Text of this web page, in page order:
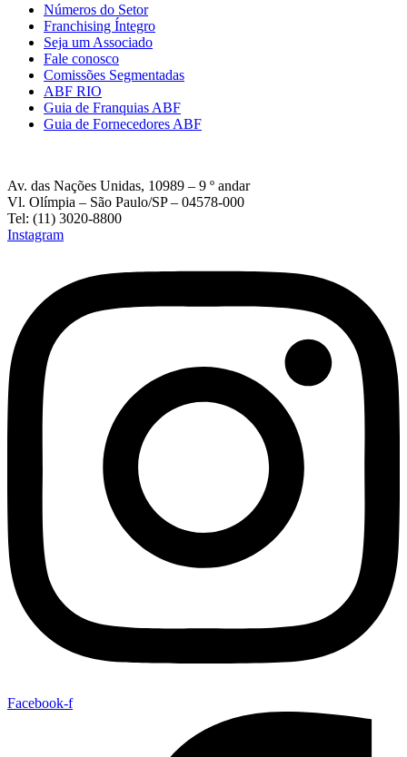
Números do Setor
Franchising Íntegro
Seja um Associado
Fale conosco
Comissões Segmentadas
ABF RIO
Guia de Franquias ABF
Guia de Fornecedores ABF
Av. das Nações Unidas, 10989 – 9 º andar
Vl. Olímpia – São Paulo/SP – 04578-000
Tel: (11) 3020-8800
Instagram
Facebook-f